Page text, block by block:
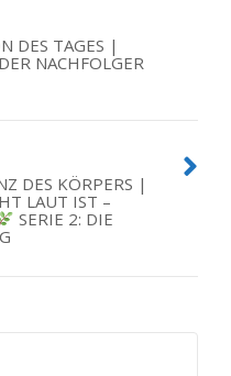
DES TAGES |
NACHFOLGER
DES KÖRPERS |
LAUT IST –
SERIE 2: DIE